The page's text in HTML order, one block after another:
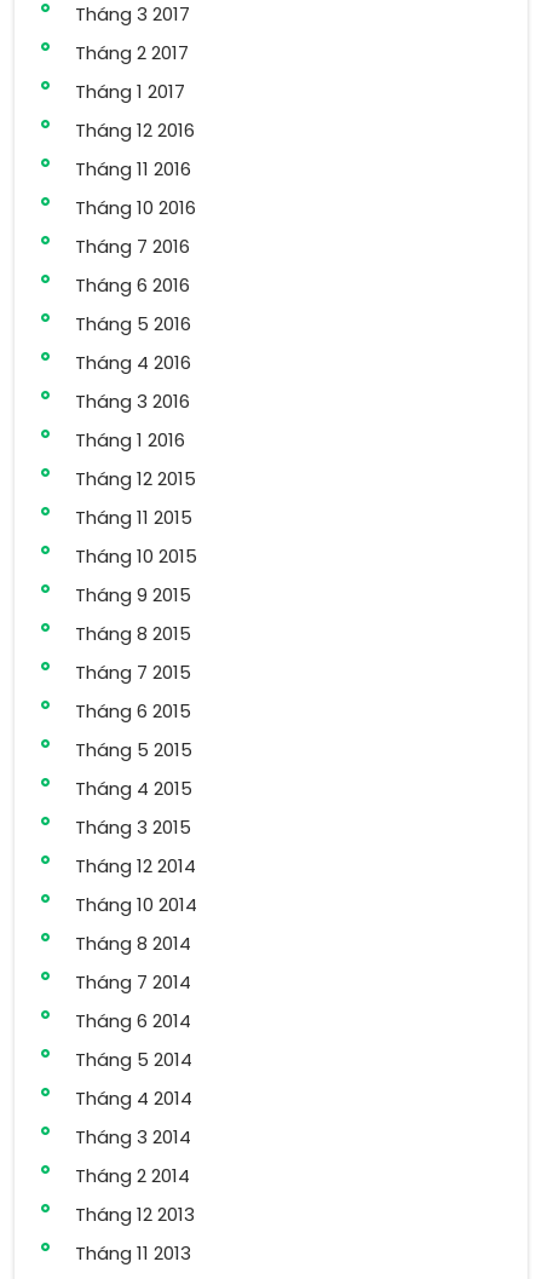
Tháng 3 2017
Tháng 2 2017
Tháng 1 2017
Tháng 12 2016
Tháng 11 2016
Tháng 10 2016
Tháng 7 2016
Tháng 6 2016
Tháng 5 2016
Tháng 4 2016
Tháng 3 2016
Tháng 1 2016
Tháng 12 2015
Tháng 11 2015
Tháng 10 2015
Tháng 9 2015
Tháng 8 2015
Tháng 7 2015
Tháng 6 2015
Tháng 5 2015
Tháng 4 2015
Tháng 3 2015
Tháng 12 2014
Tháng 10 2014
Tháng 8 2014
Tháng 7 2014
Tháng 6 2014
Tháng 5 2014
Tháng 4 2014
Tháng 3 2014
Tháng 2 2014
Tháng 12 2013
Tháng 11 2013